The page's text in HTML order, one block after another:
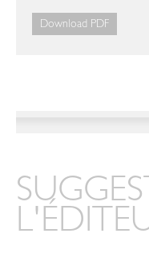
Download PDF